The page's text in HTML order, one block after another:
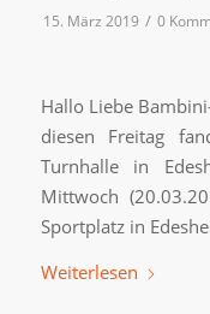
15. März 2019 / 0
Hallo Liebe
diesen Freitag
Turnhalle in
Mittwoch
Sportplatz in
Weiterlesen